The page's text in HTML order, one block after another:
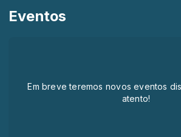
Eventos
Em breve teremos novos eventos
atento!